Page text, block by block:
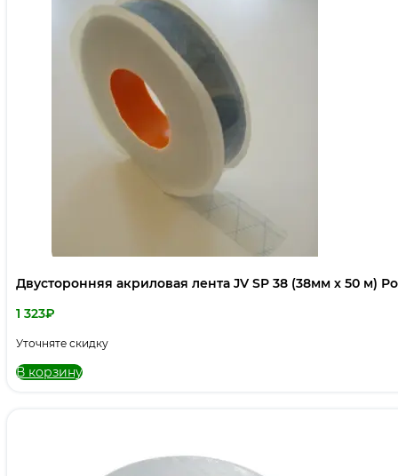
Двусторонняя акриловая лента JV SP 38 (38мм х 50 м)
1 323₽
Уточняте скидку
В корзину